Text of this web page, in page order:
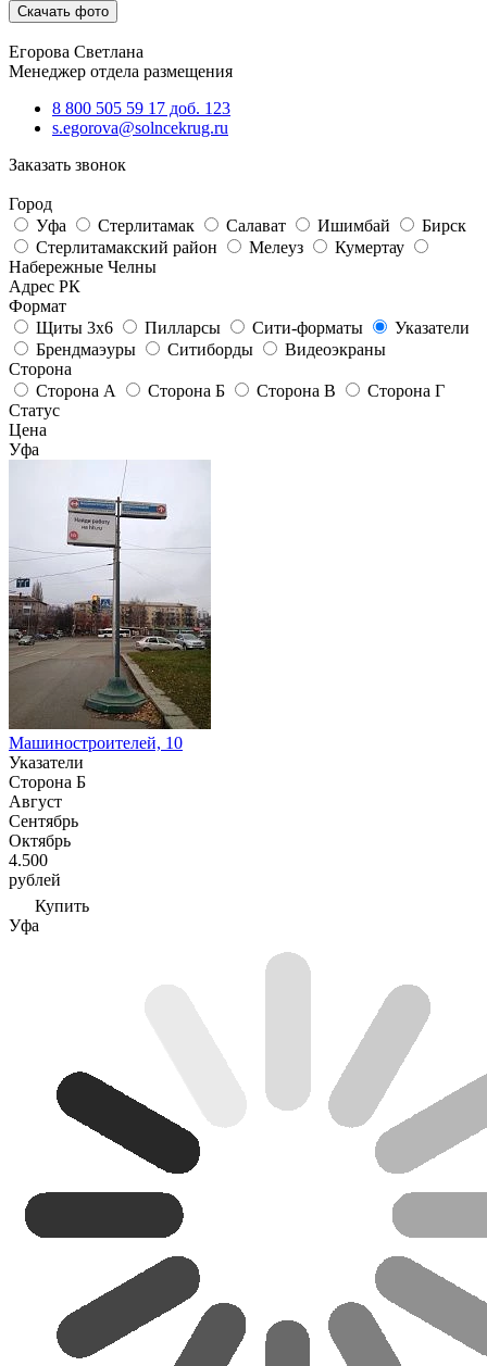
Скачать фото
Егорова Светлана
Менеджер отдела размещения
8 800 505 59 17 доб. 123
s.egorova@solncekrug.ru
Заказать звонок
Город
Уфа
Стерлитамак Салават Ишимбай
Бирск
Стерлитамакский район
Мелеуз
Кумертау
Набережные Челны
Адрес РК
Формат
Щиты 3х6
Пилларсы Сити-форматы
Указатели
Брендмаэуры
Ситиборды
Видеоэкраны
Сторона
Сторона А
Сторона Б Сторона В
Сторона Г
Статус
Цена
Уфа
Машиностроителей, 10
Указатели
Сторона Б
Август
Сентябрь
Октябрь
4.500
рублей
Купить
Уфа